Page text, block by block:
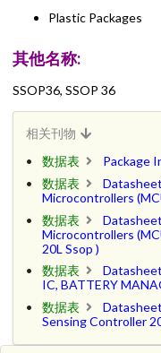
Plastic Packages
其他名称:
SSOP36, SSOP 36
相关刊物
数据表
Package
数据表
Microcontrollers
数据表
Microcontrollers
20L Ssop )
数据表
IC, BATTERY
数据表
Sensing Controller